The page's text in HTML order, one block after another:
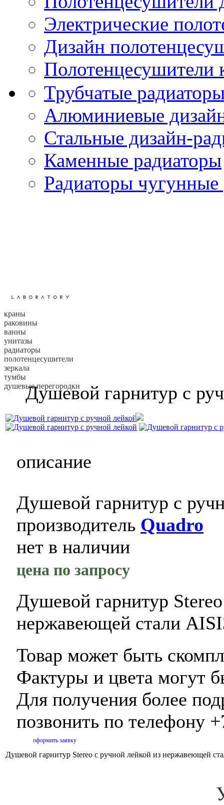
Электрические
Дизайн
Полотенцесушители
Трубчатые
Алюминиевые
Стальные дизайн-
Каменные радиаторы
Радиаторы чугунные
краны
раковины
ванны
унитазы
радиаторы
полотенцесушители
зеркала
тумбы
душевые перегородки
Душевой гарнитур с
описание
Душевой гарнитур с
производитель Quadro
нет в наличии
цена по запросу
Душевой гарнитур
нержавеющей стали
Товар может быть
Фактуры и цвета могут
Для получения более
позвонить по телефону
оформить заявку
Душевой гарнитур Stereo с ручной лейкой из нержавеющей